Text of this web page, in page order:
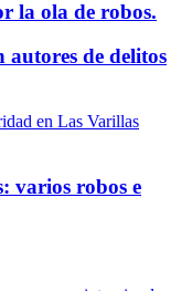
la ola de robos.
autores de delitos
varios robos e